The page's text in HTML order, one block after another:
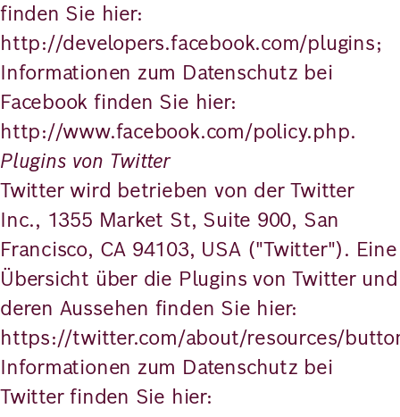
finden Sie hier:
http://developers.facebook.com/plugins;
Informationen zum Datenschutz bei
Facebook finden Sie hier:
http://www.facebook.com/policy.php.
Plugins von Twitter
Twitter wird betrieben von der Twitter
Inc., 1355 Market St, Suite 900, San
Francisco, CA 94103, USA ("Twitter"). Eine
Übersicht über die Plugins von Twitter und
deren Aussehen finden Sie hier:
https://twitter.com/about/resources/
Informationen zum Datenschutz bei
Twitter finden Sie hier: